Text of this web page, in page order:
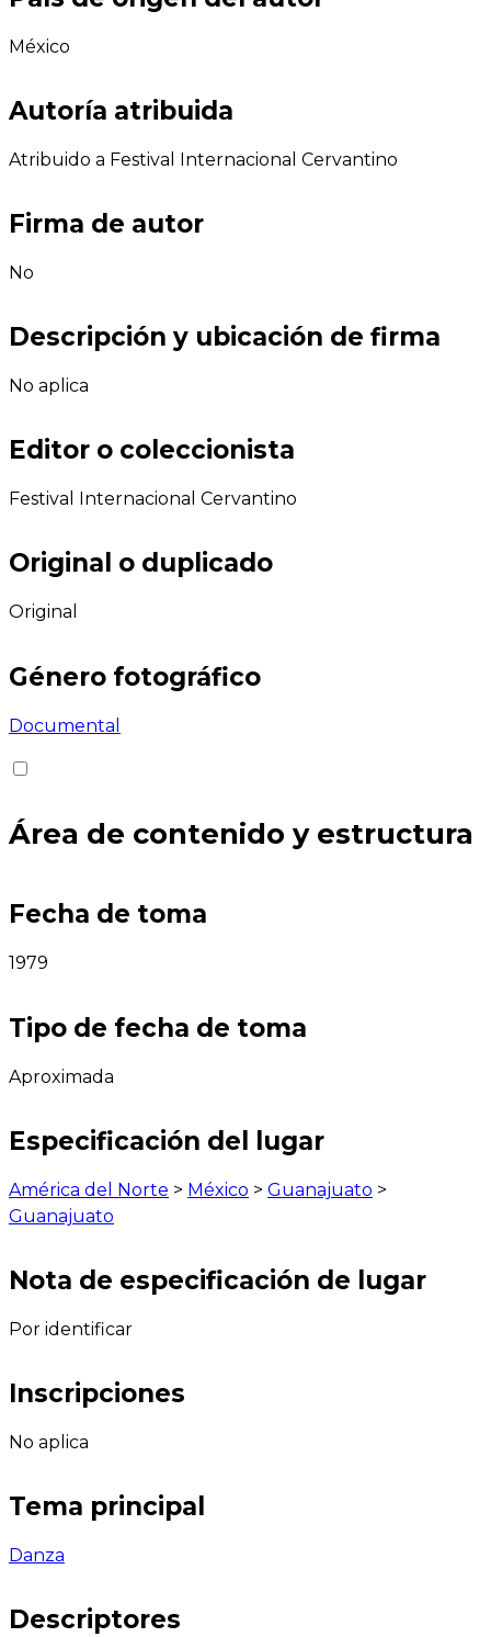
México
Autoría atribuida
Atribuido a Festival Internacional Cervantino
Firma de autor
No
Descripción y ubicación de firma
No aplica
Editor o coleccionista
Festival Internacional Cervantino
Original o duplicado
Original
Género fotográfico
Documental
Área de contenido y estructura
Fecha de toma
1979
Tipo de fecha de toma
Aproximada
Especificación del lugar
América del Norte > México > Guanajuato >
Guanajuato
Nota de especificación de lugar
Por identificar
Inscripciones
No aplica
Tema principal
Danza
Descriptores